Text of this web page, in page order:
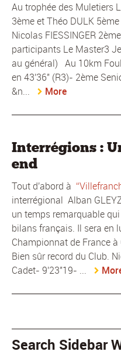
Au trophée des Muletiers
3ème et Théo DULK
Nicolas FIESSINGER
participants Le Master3
au général) Au 10km
en 43'36" (R3)- 2ème
&n...
More
Interrégions :
end
Tout d'abord à
interrégional Alban
un temps remarquable
bilans français. Il sera en
Championnat de France
Bien sûr record du Club.
Cadet- 9'23"19- ...
Search Sidebar